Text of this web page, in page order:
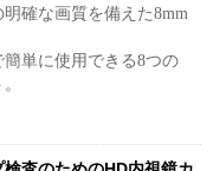
確な画質を備えた8mm
単に使用できる8つの